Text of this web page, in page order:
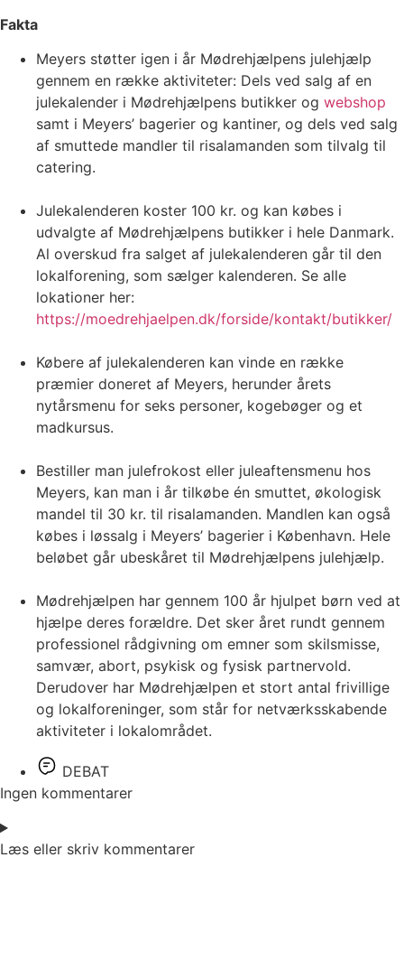
Fakta
Meyers støtter igen i år Mødrehjælpens julehjælp
gennem en række aktiviteter: Dels ved salg af en
julekalender i Mødrehjælpens butikker og webshop
samt i Meyers’ bagerier og kantiner, og dels ved salg
af smuttede mandler til risalamanden som tilvalg til
catering.
Julekalenderen koster 100 kr. og kan købes i
udvalgte af Mødrehjælpens butikker i hele Danmark.
Al overskud fra salget af julekalenderen går til den
lokalforening, som sælger kalenderen. Se alle
lokationer her:
https://moedrehjaelpen.dk/forside/kontakt/butikker/
Købere af julekalenderen kan vinde en række
præmier doneret af Meyers, herunder årets
nytårsmenu for seks personer, kogebøger og et
madkursus.
Bestiller man julefrokost eller juleaftensmenu hos
Meyers, kan man i år tilkøbe én smuttet, økologisk
mandel til 30 kr. til risalamanden. Mandlen kan også
købes i løssalg i Meyers’ bagerier i København. Hele
beløbet går ubeskåret til Mødrehjælpens julehjælp.
Mødrehjælpen har gennem 100 år hjulpet børn ved at
hjælpe deres forældre. Det sker året rundt gennem
professionel rådgivning om emner som skilsmisse,
samvær, abort, psykisk og fysisk partnervold.
Derudover har Mødrehjælpen et stort antal frivillige
og lokalforeninger, som står for netværksskabende
aktiviteter i lokalområdet.
DEBAT
Ingen kommentarer
Læs eller skriv kommentarer